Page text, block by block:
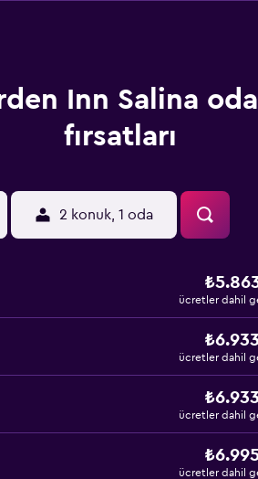
Inn Salina
fırsatları
2 konuk, 1 oda
ücretler dahil
₺6.933
ücretler dahil
₺6.933
ücretler dahil
ücretler dahil